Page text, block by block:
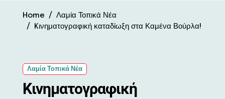
Home
Λαμία Τοπικά Νέα
Kινηματογραφική καταδίωξη στα Καμένα Βούρλα!
Λαμία Τοπικά Νέα
Kινηματογραφική